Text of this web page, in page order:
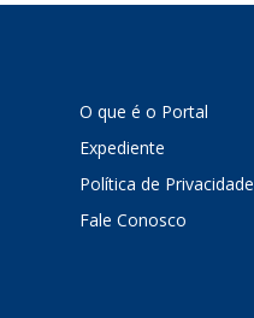
O que é o Portal
Expediente
Política de Privacidade
Fale Conosco